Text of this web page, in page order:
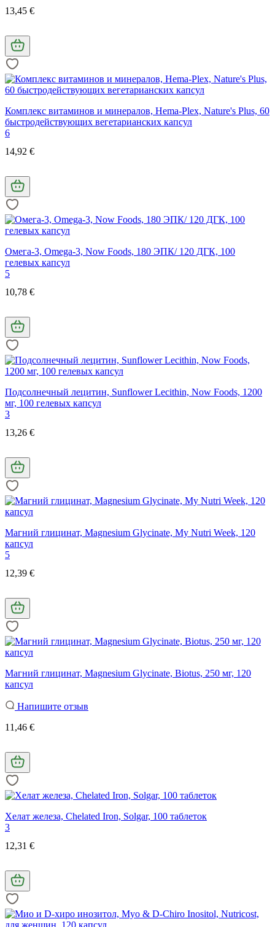
13,45 €
Комплекс витаминов и минералов, Hema-Plex, Nature's Plus, 60
быстродействующих вегетарианских капсул
6
14,92 €
Омега-3, Omega-3, Now Foods, 180 ЭПК/ 120 ДГК, 100
гелевых капсул
5
10,78 €
Подсолнечный лецитин, Sunflower Lecithin, Now Foods, 1200
мг, 100 гелевых капсул
3
13,26 €
Магний глицинат, Magnesium Glycinate, My Nutrі Week, 120
капсул
5
12,39 €
Магний глицинат, Magnesium Glycinate, Biotus, 250 мг, 120
капсул
Напишите отзыв
11,46 €
Хелат железа, Chelated Iron, Solgar, 100 таблеток
3
12,31 €